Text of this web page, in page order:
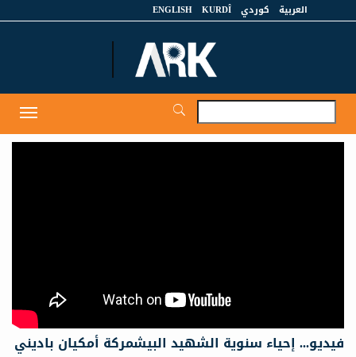
العربية كوردي KURDÎ
ENGLISH
فيديو... إحياء سنوية الشهيد البيشمركة أمكيان باديني